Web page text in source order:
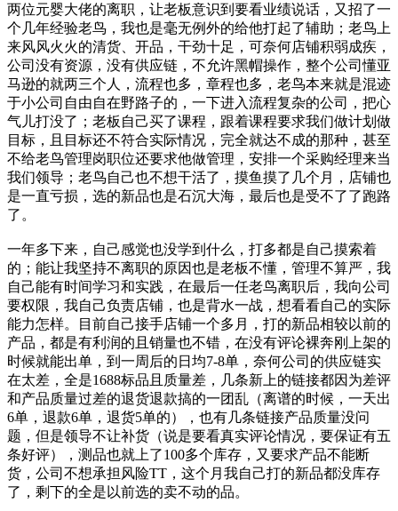
两位元婴大佬的离职，让老板意识到要看业绩说话，又招了一
个几年经验老鸟，我也是毫无例外的给他打起了辅助；老鸟上
来风风火火的清货、开品，干劲十足，可奈何店铺积弱成疾，
公司没有资源，没有供应链，不允许黑帽操作，整个公司懂亚
马逊的就两三个人，流程也多，章程也多，老鸟本来就是混迹
于小公司自由自在野路子的，一下进入流程复杂的公司，把心
气儿打没了；老板自己买了课程，跟着课程要求我们做计划做
目标，且目标还不符合实际情况，完全就达不成的那种，甚至
不给老鸟管理岗职位还要求他做管理，安排一个采购经理来当
我们领导；老鸟自己也不想干活了，摸鱼摸了几个月，店铺也
是一直亏损，选的新品也是石沉大海，最后也是受不了了跑路
了。
一年多下来，自己感觉也没学到什么，打多都是自己摸索着
的；能让我坚持不离职的原因也是老板不懂，管理不算严，我
自己能有时间学习和实践，在最后一任老鸟离职后，我向公司
要权限，我自己负责店铺，也是背水一战，想看看自己的实际
能力怎样。目前自己接手店铺一个多月，打的新品相较以前的
产品，都是有利润的且销量也不错，在没有评论裸奔刚上架的
时候就能出单，到一周后的日均7-8单，奈何公司的供应链实
在太差，全是1688标品且质量差，几条新上的链接都因为差评
和产品质量过差的退货退款搞的一团乱（离谱的时候，一天出
6单，退款6单，退货5单的），也有几条链接产品质量没问
题，但是领导不让补货（说是要看真实评论情况，要保证有五
条好评），测品也就上了100多个库存，又要求产品不能断
货，公司不想承担风险TT，这个月我自己打的新品都没库存
了，剩下的全是以前选的卖不动的品。